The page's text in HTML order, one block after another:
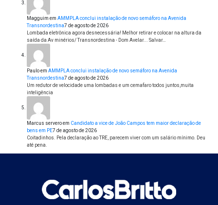
Magguim em AMMPLA conclui instalação de novo semáforo na Avenida
Transnordestina7 de agosto de 2026
Lombada eletrônica agora desnecessária! Melhor retirar e colocar na altura da
saída da Av minérios/ Transnordestina - Dom Avelar... Salvar…
Pauloem AMMPLA conclui instalação de novo semáforo na Avenida
Transnordestina7 de agosto de 2026
Um redutor de velocidade uma lombadas e um cemafaro todos juntos,muita
inteligência
Marcus serveroem Candidato a vice de João Campos tem maior declaração de
bens em PE7 de agosto de 2026
Coitadinhos. Pela declaração ao TRE, parecem viver com um salário mínimo. Deu
até pena.